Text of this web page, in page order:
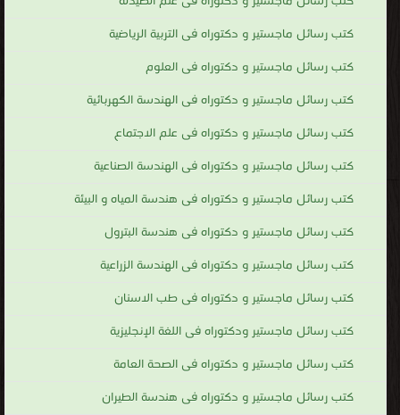
كتب رسائل ماجستير و دكتوراه فى التربية الرياضية
كتب رسائل ماجستير و دكتوراه فى العلوم
كتب رسائل ماجستير و دكتوراه فى الهندسة الكهربائية
كتب رسائل ماجستير و دكتوراه فى علم الاجتماع
كتب رسائل ماجستير و دكتوراه فى الهندسة الصناعية
كتب رسائل ماجستير و دكتوراه فى هندسة المياه و البيئة
كتب رسائل ماجستير و دكتوراه فى هندسة البترول
كتب رسائل ماجستير و دكتوراه فى الهندسة الزراعية
كتب رسائل ماجستير و دكتوراه فى طب الاسنان
كتب رسائل ماجستير ودكتوراه فى اللغة الإنجليزية
كتب رسائل ماجستير و دكتوراه فى الصحة العامة
كتب رسائل ماجستير و دكتوراه فى هندسة الطيران